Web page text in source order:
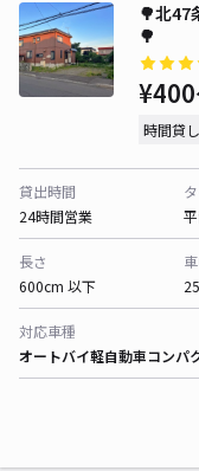
🌳北47
🌳
時間貸
貸出時間
24時間営業
長さ
600cm 以下
対応車種
オートバイ軽自動車コンパ